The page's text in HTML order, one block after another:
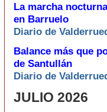
La marcha
en Barruelo
Diario de
Balance más que
de Santullán
Diario de
JULIO 2026